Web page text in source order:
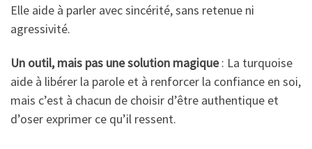
Elle aide à parler avec sincérité, sans retenue ni
agressivité.
Un outil, mais pas une solution magique: La turquoise
aide à libérer la parole et à renforcer la confiance en soi,
mais c’est à chacun de choisir d’être authentique et
d’oser exprimer ce qu’il ressent.